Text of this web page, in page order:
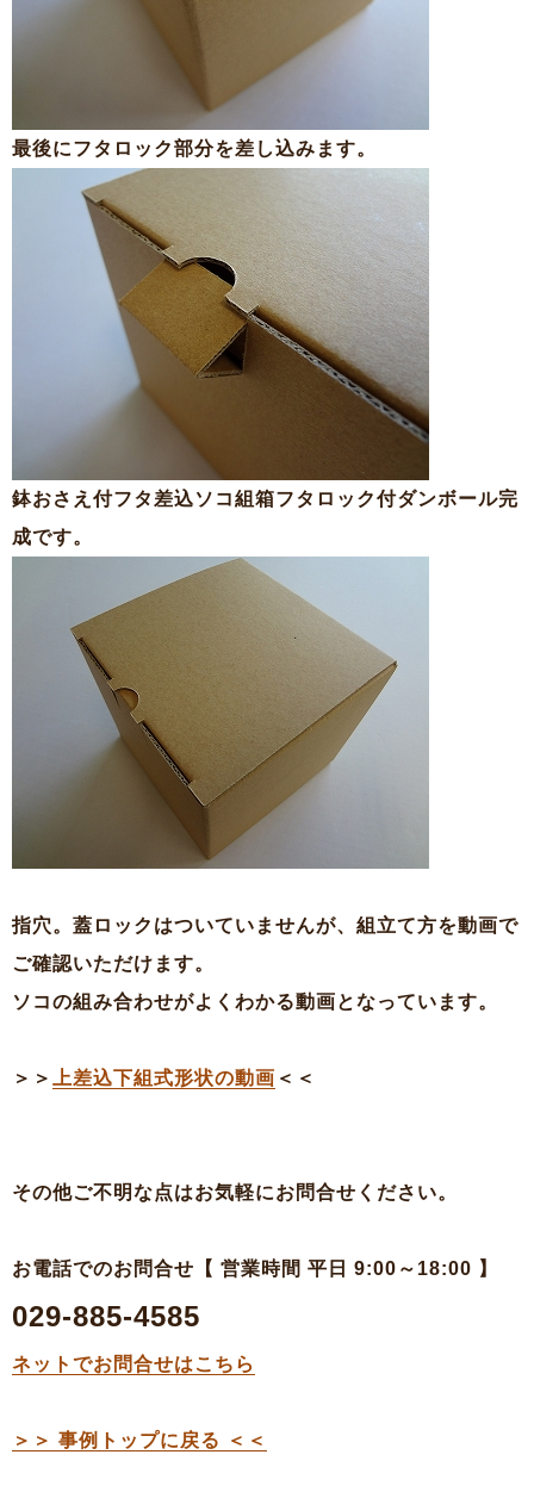
最後にフタロック部分を差し込みます。
鉢おさえ付フタ差込ソコ組箱フタロック付ダンボール完
成です。
指穴。蓋ロックはついていませんが、組立て方を動画で
ご確認いただけます。
ソコの組み合わせがよくわかる動画となっています。
＞＞ 上差込下組式形状の動画 ＜＜
その他ご不明な点はお気軽にお問合せください。
お電話でのお問合せ【 営業時間 平日 9:00～18:00 】
029-885-4585
ネットでお問合せはこちら
＞＞ 事例トップに戻る ＜＜